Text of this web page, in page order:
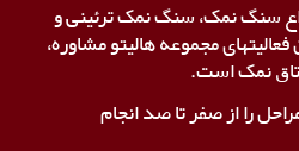
سنگ نمک، سنگ نمک ترئینی و
مجموعه هالیتو مشاوره،
نمک است.
را از صفر تا صد انجام